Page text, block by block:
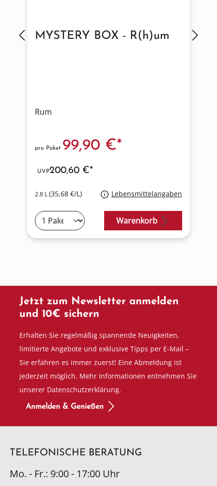
MYSTERY BOX - R(h)um
Rum
2.8 L(35,68 €/L) Lebensmittelangaben
pro Paket 99,90 €*
UVP200,60 €*
Warenkorb
Jetzt zum Newsletter anmelden
und 10€ sichern
Erhalten Sie regelmäßig spannende Neuigkeiten,
limitierte Angebote und exklusive Tipps per E-Mail –
Sie erfahren es immer zuerst! Eine Abmeldung ist
jederzeit möglich. Mehr Informationen entnehmen Sie
unserer Datenschutzerklärung.
Anmelden & Genießen
TELEFONISCHE BERATUNG
Mo. - Fr.: 9:00 - 17:00 Uhr